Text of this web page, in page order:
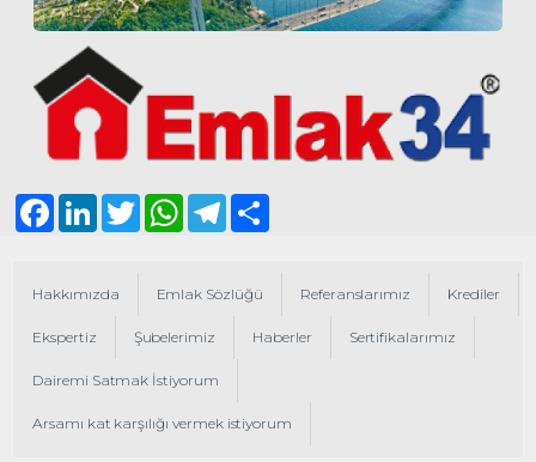
Hakkımızda Emlak Sözlüğü Referanslarımız Krediler
Ekspertiz Şubelerimiz Haberler Sertifikalarımız
Dairemi Satmak İstiyorum
Arsamı kat karşılığı vermek istiyorum
FacebookLinkedInTwitter WhatsAppTelegram